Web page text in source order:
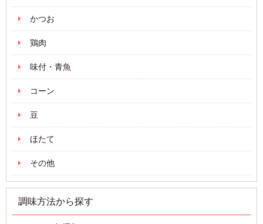
かつお
鶏肉
味付・青魚
コーン
豆
ほたて
その他
調味方法から探す